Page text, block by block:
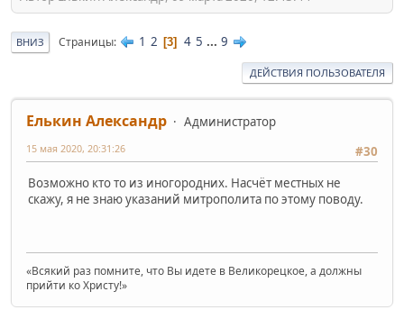
ВНИЗ Страницы 1 2 3 4 5 ... 9
ДЕЙСТВИЯ ПОЛЬЗОВАТЕЛЯ
Елькин Александр
Администратор
#30
15 мая 2020, 20:31:26
Возможно кто то из иногородних. Насчёт местных не
скажу, я не знаю указаний митрополита по этому поводу.
«Всякий раз помните, что Вы идете в Великорецкое, а должны
прийти ко Христу!»